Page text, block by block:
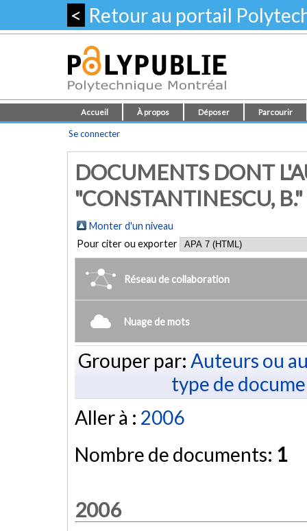
< Retour au portail
Accueil À propos Déposer Parcourir
Se connecter
DOCUMENTS DONT
"CONSTANTINESCU, B."
Monter d'un niveau
Pour citer ou exporter
Réseau de collaboration
Nuage de mots
Grouper par: Auteurs ou
type de
Aller à : 2006
Nombre de documents: 1
2006